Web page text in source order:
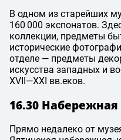
В одном из старейших
160 000 экспонатов.
коллекции, предметы
исторические
отделе — предметы
искусства западных и
XVII—XXI вв.еков.
16.30 Набережная
Прямо недалеко от